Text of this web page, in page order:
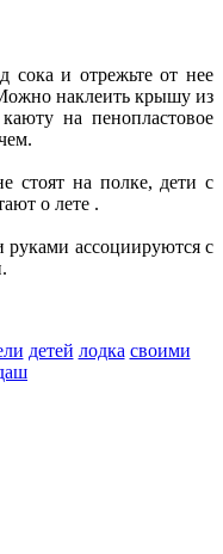
сока и отрежьте от нее
наклеить крышу из
на пенопластовое
стоят на полке, дети с
о лете .
ассоциируются с
детей лодка своими